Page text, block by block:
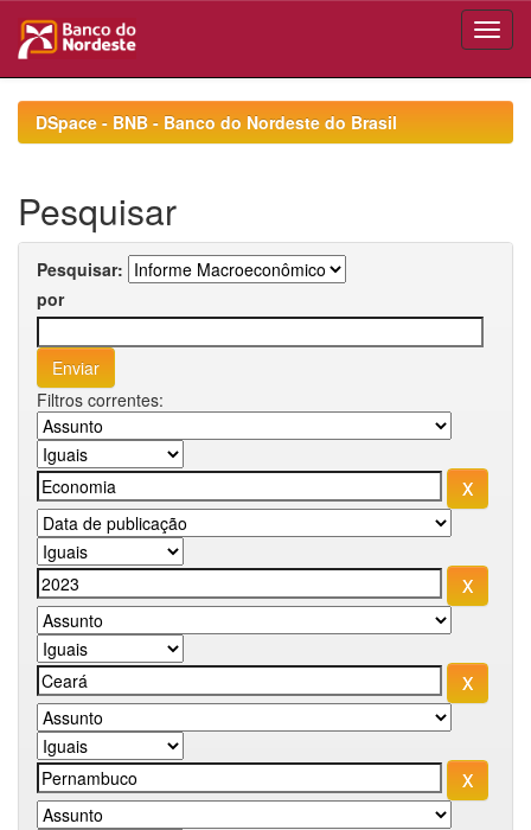
navigationDSpace - BNB - Banco do Nordeste do Brasil
Pesquisar
Pesquisar:
por
Filtros correntes: